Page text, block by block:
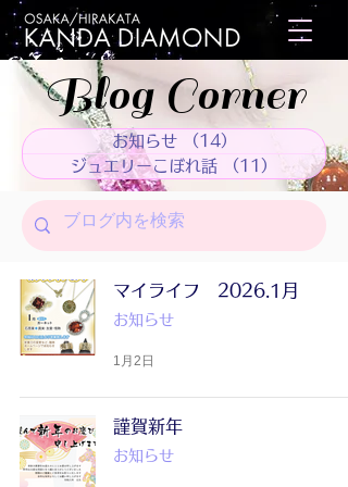
Blog Corner
お知らせ （14）
14件の記事
ジュエリーこぼれ話
（11） 11件の記
マイライフ 2026.1月
お知らせ
1月2日
謹賀新年
お知らせ